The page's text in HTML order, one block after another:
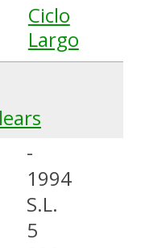
Ciclo
Largo
-
1994
S.L.
5